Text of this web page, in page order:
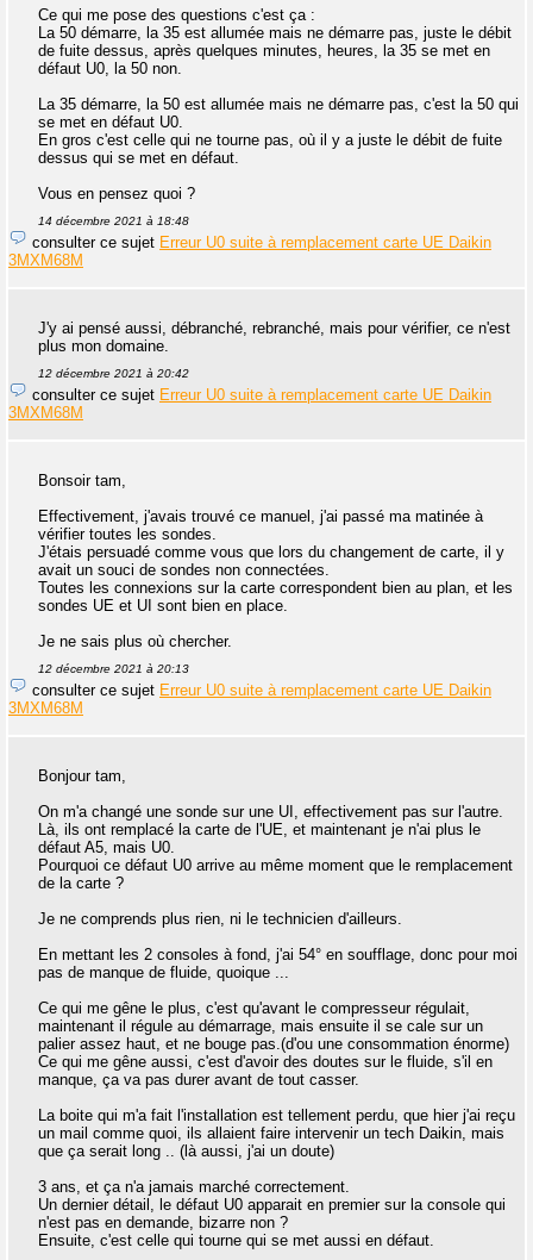
Ce qui me pose des questions c'est ça :
La 50 démarre, la 35 est allumée mais ne démarre pas, juste le débit
de fuite dessus, après quelques minutes, heures, la 35 se met en
défaut U0, la 50 non.
La 35 démarre, la 50 est allumée mais ne démarre pas, c'est la 50 qui
se met en défaut U0.
En gros c'est celle qui ne tourne pas, où il y a juste le débit de fuite
dessus qui se met en défaut.
Vous en pensez quoi ?
14 décembre 2021 à 18:48
consulter ce sujet Erreur U0 suite à remplacement carte UE Daikin
3MXM68M
J'y ai pensé aussi, débranché, rebranché, mais pour vérifier, ce n'est
plus mon domaine.
12 décembre 2021 à 20:42
consulter ce sujet Erreur U0 suite à remplacement carte UE Daikin
3MXM68M
Bonsoir tam,
Effectivement, j'avais trouvé ce manuel, j'ai passé ma matinée à
vérifier toutes les sondes.
J'étais persuadé comme vous que lors du changement de carte, il y
avait un souci de sondes non connectées.
Toutes les connexions sur la carte correspondent bien au plan, et les
sondes UE et UI sont bien en place.
Je ne sais plus où chercher.
12 décembre 2021 à 20:13
consulter ce sujet Erreur U0 suite à remplacement carte UE Daikin
3MXM68M
Bonjour tam,
On m'a changé une sonde sur une UI, effectivement pas sur l'autre.
Là, ils ont remplacé la carte de l'UE, et maintenant je n'ai plus le
défaut A5, mais U0.
Pourquoi ce défaut U0 arrive au même moment que le remplacement
de la carte ?
Je ne comprends plus rien, ni le technicien d'ailleurs.
En mettant les 2 consoles à fond, j'ai 54° en soufflage, donc pour moi
pas de manque de fluide, quoique ...
Ce qui me gêne le plus, c'est qu'avant le compresseur régulait,
maintenant il régule au démarrage, mais ensuite il se cale sur un
palier assez haut, et ne bouge pas.(d'ou une consommation énorme)
Ce qui me gêne aussi, c'est d'avoir des doutes sur le fluide, s'il en
manque, ça va pas durer avant de tout casser.
La boite qui m'a fait l'installation est tellement perdu, que hier j'ai reçu
un mail comme quoi, ils allaient faire intervenir un tech Daikin, mais
que ça serait long .. (là aussi, j'ai un doute)
3 ans, et ça n'a jamais marché correctement.
Un dernier détail, le défaut U0 apparait en premier sur la console qui
n'est pas en demande, bizarre non ?
Ensuite, c'est celle qui tourne qui se met aussi en défaut.